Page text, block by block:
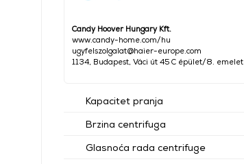
Candy Hoover Hungary Kft.
www.candy-home.com/hu
ugyfelszolgalat@haier-europe.com
1134, Budapest, Váci út 45 C épület/8. emelet
Kapacitet pranja
Brzina centrifuga
Glasnoća rada centrifuge